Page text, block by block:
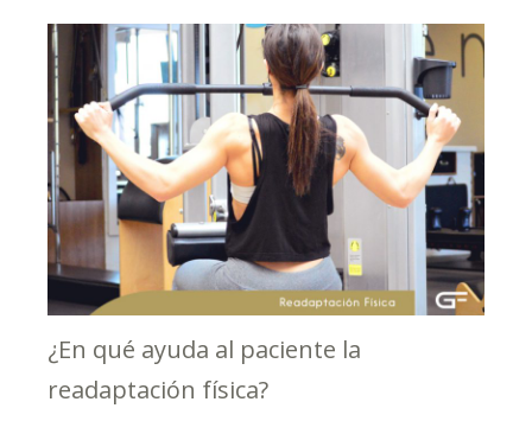
¿En qué ayuda al paciente la
readaptación física?